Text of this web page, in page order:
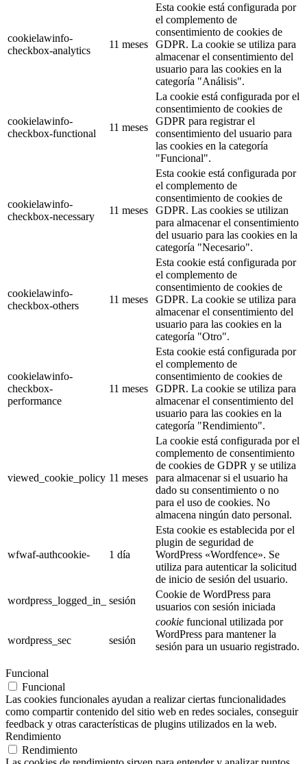
cookielawinfo-
checkbox-analytics
11 meses
Esta cookie está configurada por
el complemento de
consentimiento de cookies de
GDPR. La cookie se utiliza para
almacenar el consentimiento del
usuario para las cookies en la
categoría "Análisis".
cookielawinfo-
checkbox-functional
11 meses
La cookie está configurada por el
consentimiento de cookies de
GDPR para registrar el
consentimiento del usuario para
las cookies en la categoría
"Funcional".
cookielawinfo-
checkbox-necessary
11 meses
Esta cookie está configurada por
el complemento de
consentimiento de cookies de
GDPR. Las cookies se utilizan
para almacenar el consentimiento
del usuario para las cookies en la
categoría "Necesario".
cookielawinfo-
checkbox-others
11 meses
Esta cookie está configurada por
el complemento de
consentimiento de cookies de
GDPR. La cookie se utiliza para
almacenar el consentimiento del
usuario para las cookies en la
categoría "Otro".
cookielawinfo-
checkbox-
performance
11 meses
Esta cookie está configurada por
el complemento de
consentimiento de cookies de
GDPR. La cookie se utiliza para
almacenar el consentimiento del
usuario para las cookies en la
categoría "Rendimiento".
viewed_cookie_policy 11 meses
La cookie está configurada por el
complemento de consentimiento
de cookies de GDPR y se utiliza
para almacenar si el usuario ha
dado su consentimiento o no
para el uso de cookies. No
almacena ningún dato personal.
wfwaf-authcookie- 1 día
Esta cookie es establecida por el
plugin de seguridad de
WordPress «Wordfence». Se
utiliza para autenticar la solicitud
de inicio de sesión del usuario.
wordpress_logged_in_
sesión
Cookie de WordPress para
usuarios con sesión iniciada
wordpress_sec sesión
cookie funcional utilizada por
WordPress para mantener la
sesión para un usuario registrado.
Funcional
Funcional
Las cookies funcionales ayudan a realizar ciertas funcionalidades
como compartir contenido del sitio web en redes sociales, conseguir
feedback y otras características de plugins utilizados en la web.
Rendimiento
Rendimiento